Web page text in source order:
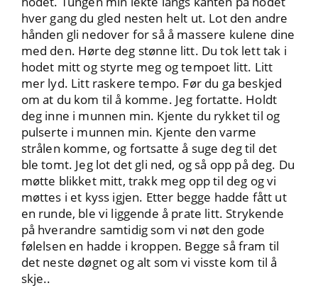
hver gang du gled nesten helt ut. Lot den andre
hånden gli nedover for så å massere kulene dine
med den. Hørte deg stønne litt. Du tok lett tak i
hodet mitt og styrte meg og tempoet litt. Litt
mer lyd. Litt raskere tempo. Før du ga beskjed
om at du kom til å komme. Jeg fortatte. Holdt
deg inne i munnen min. Kjente du rykket til og
pulserte i munnen min. Kjente den varme
strålen komme, og fortsatte å suge deg til det
ble tomt. Jeg lot det gli ned, og så opp på deg. Du
møtte blikket mitt, trakk meg opp til deg og vi
møttes i et kyss igjen. Etter begge hadde fått ut
en runde, ble vi liggende å prate litt. Strykende
på hverandre samtidig som vi nøt den gode
følelsen en hadde i kroppen. Begge så fram til
det neste døgnet og alt som vi visste kom til å
skje..